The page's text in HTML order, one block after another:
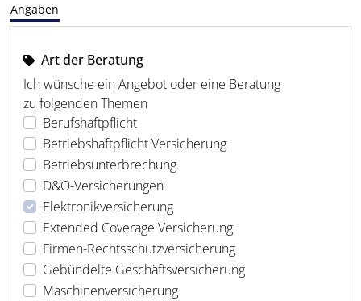
Angaben
Art der Beratung
Ich wünsche ein Angebot oder eine Beratung
zu folgenden Themen
Berufshaftpflicht
Betriebshaftpflicht Versicherung
Betriebsunterbrechung
D&O-Versicherungen
Elektronikversicherung
Extended Coverage Versicherung
Firmen-Rechtsschutzversicherung
Gebündelte Geschäftsversicherung
Maschinenversicherung